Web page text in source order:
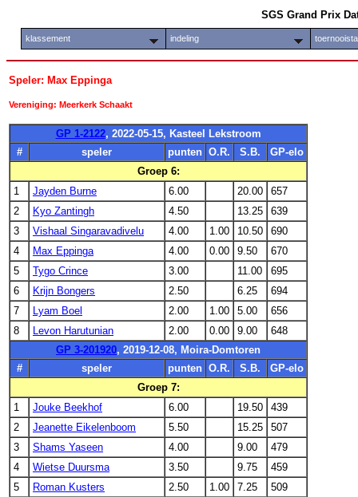
SGS Grand Prix
klassement indeling
Speler: Max Eppinga
Vereniging: Meerkerk Schaakt
GP 1-2122, 2022-05-15, Kasteel Lekstroom
#
speler punten O.R. S.B.
GP-elo
Groep 6:
1
Jayden Burne 6.00 20.00
657
2
Kyo Zantingh 4.50 13.25
639
3
Vishaal Singaravadivelu 4.00 1.00 10.50
690
4
Max Eppinga 4.00 0.00 9.50
670
5
Tygo Crince 3.00 11.00
695
6
Krijn Bongers 2.50 6.25
694
7
Lyam Boel 2.00 1.00 5.00
656
8
Levon Harutunian 2.00 0.00 9.00
648
GP 3-201920, 2019-12-08, Moira-Domtoren
#
speler punten O.R. S.B.
GP-elo
Groep 7:
1
Jouke Beekhof 6.00 19.50
439
2
Jeanette Eikelenboom 5.50 15.25
507
3
Shams Yaseen 4.00 9.00
479
4
Wietse Duursma 3.50 9.75
459
5
Roman Kusters 2.50 1.00 7.25
509